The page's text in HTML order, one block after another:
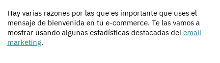
Hay varias razones por las que es importante que uses el
mensaje de bienvenida en tu e-commerce. Te las vamos a
mostrar usando algunas estadísticas destacadas del email
marketing.